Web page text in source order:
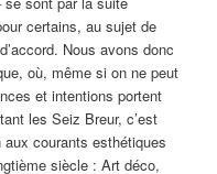
certains, au sujet de
Nous avons donc
où, même si on ne peut
et intentions portent
les Seiz Breur, c’est
courants esthétiques
siècle : Art déco,